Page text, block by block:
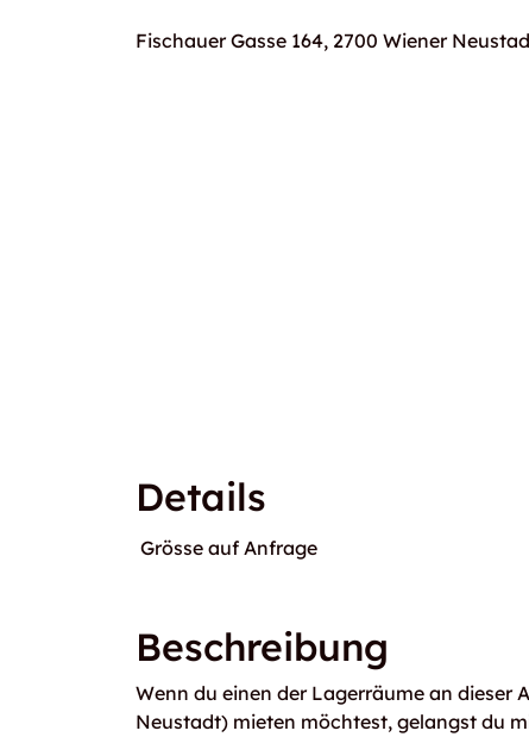
Fischauer Gasse 164, 2700 Wiener
Details
Grösse auf Anfrage
Beschreibung
Wenn du einen der Lagerräume an dieser
Neustadt) mieten möchtest, gelangst du